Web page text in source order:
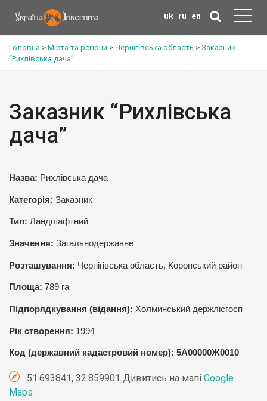
uk ru en
Головна > Міста та регіони > Чернігівська область > Заказник
“Рихлівська дача”
Заказник “Рихлівська
дача”
Назва: Рихлівська дача
Категорія: Заказник
Тип: Ландшафтний
Значення: Загальнодержавне
Розташування: Чернігівська область, Коропський район
Площа: 789 га
Підпорядкування (відання): Холминський держлісгосп
Рік створення: 1994
Код (державний кадастровий номер): 5А00000Ж0010
51.693841, 32.859901 Дивитись на мапі Google
Maps